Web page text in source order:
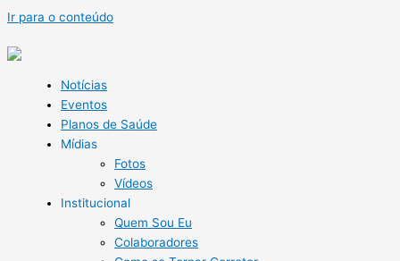
Ir para o conteúdo
Notícias
Eventos
Planos de Saúde
Mídias
Fotos
Vídeos
Institucional
Quem Sou Eu
Colaboradores